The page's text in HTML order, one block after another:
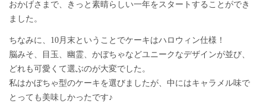
おかげさまで、きっと素晴らしい一年をスタートすることができ
ました。
ちなみに、10月末ということでケーキはハロウィン仕様！
脳みそ、目玉、幽霊、かぼちゃなどユニークなデザインが並び、
どれも可愛くて選ぶのが大変でした。
私はかぼちゃ型のケーキを選びましたが、中にはキャラメル味で
とっても美味しかったです♪